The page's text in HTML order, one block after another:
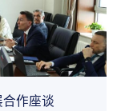
作座谈